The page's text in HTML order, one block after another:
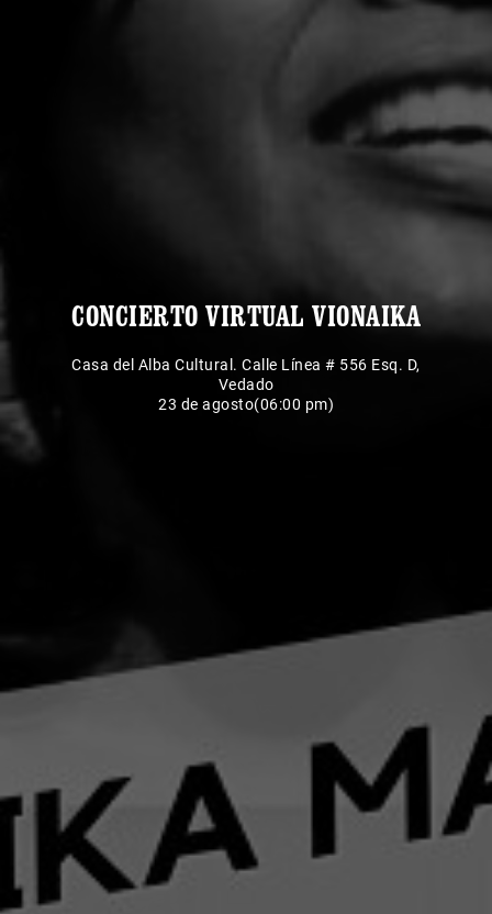
CONCIERTO VIRTUAL VIONAIKA
Casa del Alba Cultural. Calle Línea # 556 Esq. D,
Vedado
23 de agosto(06:00 pm)